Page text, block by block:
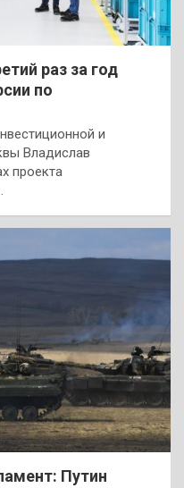
раз за год
по
и
Владислав
проекта
Путин